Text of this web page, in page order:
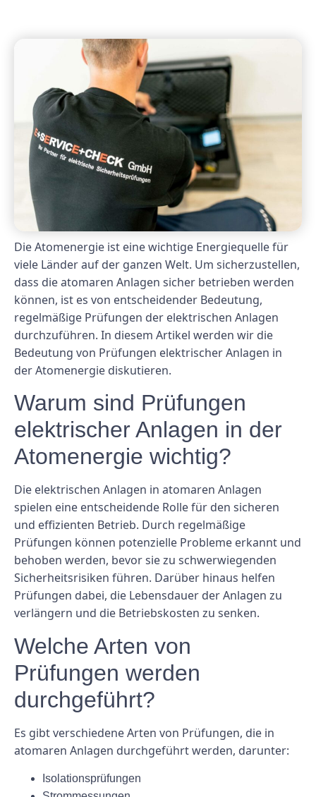
Die Atomenergie ist eine wichtige Energiequelle für
viele Länder auf der ganzen Welt. Um sicherzustellen,
dass die atomaren Anlagen sicher betrieben werden
können, ist es von entscheidender Bedeutung,
regelmäßige Prüfungen der elektrischen Anlagen
durchzuführen. In diesem Artikel werden wir die
Bedeutung von Prüfungen elektrischer Anlagen in
der Atomenergie diskutieren.
Warum sind Prüfungen
elektrischer Anlagen in der
Atomenergie wichtig?
Die elektrischen Anlagen in atomaren Anlagen
spielen eine entscheidende Rolle für den sicheren
und effizienten Betrieb. Durch regelmäßige
Prüfungen können potenzielle Probleme erkannt und
behoben werden, bevor sie zu schwerwiegenden
Sicherheitsrisiken führen. Darüber hinaus helfen
Prüfungen dabei, die Lebensdauer der Anlagen zu
verlängern und die Betriebskosten zu senken.
Welche Arten von
Prüfungen werden
durchgeführt?
Es gibt verschiedene Arten von Prüfungen, die in
atomaren Anlagen durchgeführt werden, darunter:
Isolationsprüfungen